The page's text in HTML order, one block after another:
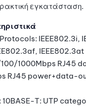
εγκατάσταση.
IEEE802.3i,
IEEE802.3at
1000Mbps RJ45
RJ45 power+data-
T: UTP